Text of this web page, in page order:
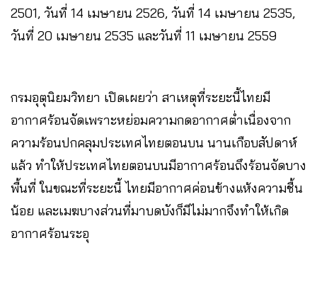
2501, วันที่ 14 เมษายน 2526, วันที่ 14 เมษายน 2535,
วันที่ 20 เมษายน 2535 และวันที่ 11 เมษายน 2559
กรมอุตุนิยมวิทยา เปิดเผยว่า สาเหตุที่ระยะนี้ไทยมี
อากาศร้อนจัดเพราะหย่อมความกดอากาศต่ำเนื่องจาก
ความร้อนปกคลุมประเทศไทยตอนบน นานเกือบสัปดาห์
แล้ว ทำให้ประเทศไทยตอนบนมีอากาศร้อนถึงร้อนจัดบาง
พื้นที่ ในขณะที่ระยะนี้ ไทยมีอากาศค่อนข้างแห้งความชื้น
น้อย และเมฆบางส่วนที่มาบดบังก็มีไม่มากจึงทำให้เกิด
อากาศร้อนระอุ